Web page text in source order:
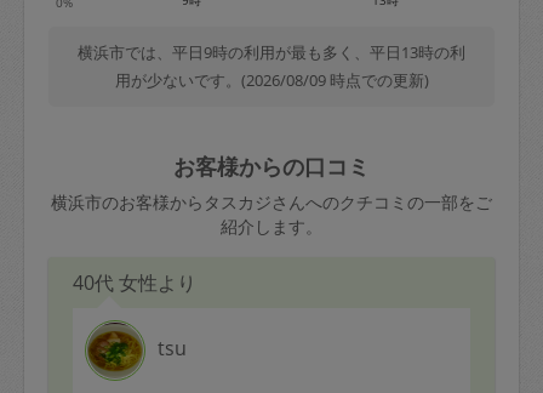
横浜市では、平日9時の利用が最も多く、平日13時の利
用が少ないです。(2026/08/09 時点での更新)
お客様からの口コミ
横浜市のお客様からタスカジさんへのクチコミの一部をご
紹介します。
40代 女性より
tsu